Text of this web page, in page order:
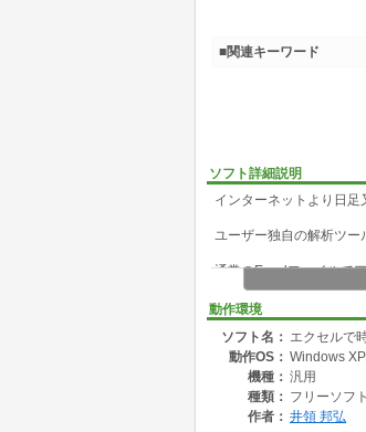
ソフト詳細説明
インターネットより日足
ユーザー独自の解析ツー
通常のExcelファイルで
動作環境
ソフト名： エクセルで
動作OS： Windows
機種： 汎用
種類： フリーソフト
作者： 井領 邦弘
■関連キーワード